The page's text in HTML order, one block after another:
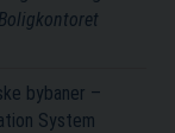
Boligkontoret
bybaner –
System